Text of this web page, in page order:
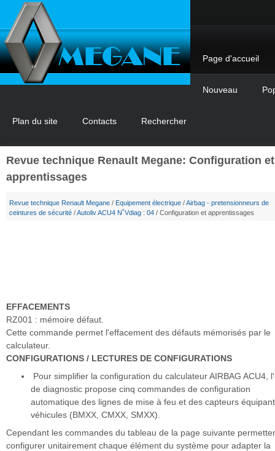
Page d'accueil
Nouveau
Plan du site Contacts Rechercher
Revue technique Renault Megane: Configuration et
apprentissages
Revue technique Renault Megane / Equipement électrique /Airbag - pretensionneurs de
ceintures de sécurité /Autoliv ACU4 N˚Vdiag : 04 / Configuration et apprentissages
EFFACEMENTS
RZ001 : mémoire défaut.
Cette commande permet l'effacement des défauts mémorisés par le
calculateur.
CONFIGURATIONS / LECTURES DE CONFIGURATIONS
Pour simplifier la configuration du calculateur AIRBAG ACU4,
de diagnostic propose cinq commandes de configuration
automatique des lignes de mise à feu et des capteurs
véhicules (BMXX, CMXX, SMXX).
Cependant les commandes du tableau de la page suivante
configurer unitairement chaque élément du système pour adapter la